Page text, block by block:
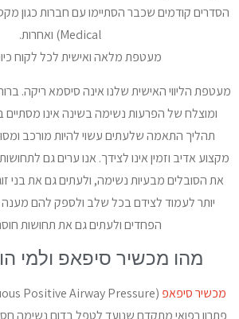
Medical) ואחרות.
מעטפת מלאה ואישית לכל לקוח
מעטפת הליווי האישית שלנו אינה סיסמא ריקה. ברור
ומוצלח של הפרעות נשימה בשינה אינו מסתיים
תהליך התאמה שלעתים עשוי להיות מורכב
מקצוע אדיב וזמין אינו לצידך. אנו ערים גם
את הסובלים מבעיות נשימה, ולעתים גם את בני
יותר לעמוד לצידם בכל שלב ולספק להם מענה
הפחדים ולעתים גם את תחושות
מהו מכשיר סיפאפ ולמי
מכשיר סיפאפ